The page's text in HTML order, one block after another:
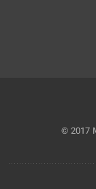
© 2017